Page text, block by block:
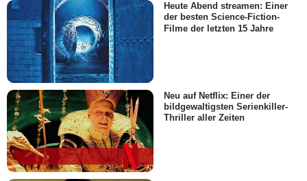
Heute Abend streamen: Einer
der besten Science-Fiction-
Filme der letzten 15 Jahre
Neu auf Netflix: Einer der
bildgewaltigsten Serienkiller-
Thriller aller Zeiten